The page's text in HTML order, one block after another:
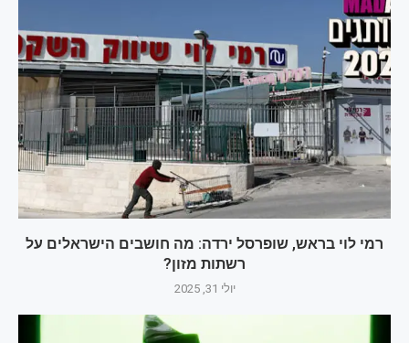
רמי לוי בראש, שופרסל ירדה: מה חושבים הישראלים על
רשתות מזון?
יולי 31, 2025